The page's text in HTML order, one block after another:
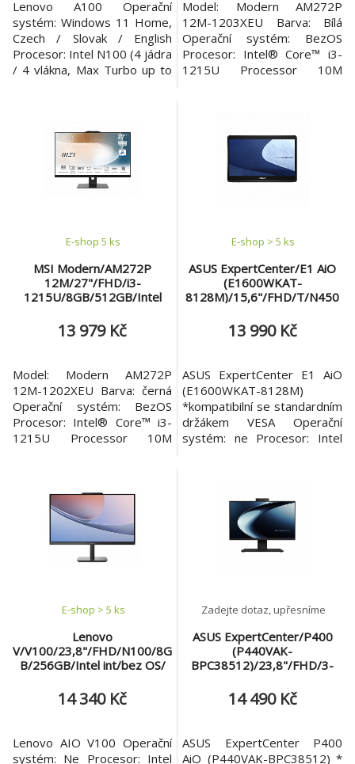
Lenovo A100 Operační
systém: Windows 11 Home,
Czech / Slovak / English
Procesor: Intel N100 (4 jádra
/ 4 vlákna, Max Turbo up to
SODIMM slot Maximální
velikost paměti: až 16GB
DDR4-3200 Pevný disk:
512GB SSD M.2 PCIe®
Model: Modern AM272P
12M-1203XEU Barva: Bílá
Operační systém: BezOS
Procesor: Intel® Core™ i3-
1215U Processor 10M
antireflexní Dotykový: ne
Grafická karta: Intel® UHD
Graphics Pevný disk: 500 GB
M.2-2280 M-KEY PCIe
MSI Modern/AM272P
12M/27"/FHD/i3-
1215U/8GB/512GB/Intel
E-shop 5 ks
13 979 Kč
Model: Modern AM272P
12M-1202XEU Barva: černá
Operační systém: BezOS
Procesor: Intel® Core™ i3-
1215U Processor 10M
antireflexní Dotykový: ne
Grafická karta: Intel® UHD
Graphics Pevný disk: 500 GB
M.2-2280 M-KEY PCIe
GEN3x4 w/o DRAM NVMe
ASUS ExpertCenter/E1 AiO
(E1600WKAT-
8128M)/15,6"/FHD/T/N450
OS/Černá/2R
E-shop > 5 ks
13 990 Kč
ASUS ExpertCenter E1 AiO
(E1600WKAT-8128M)
*kompatibilní se standardním
držákem VESA Operační
systém: ne Procesor: Intel
SO-DIMM Pevný disk: 128GB
M.2 NVMe™ PCIe® 3.0 SSD
Optická mechanika: ne Čtečka
paměťových karet: 2v1
Lenovo
V/V100/23,8"/FHD/N100/8G
B/256GB/Intel int/bez OS/
E-shop > 5 ks
14 340 Kč
Lenovo AIO V100 Operační
systém: Ne Procesor: Intel
ASUS ExpertCenter/P400
(P440VAK-
BPC38512)/23,8"/FHD/3-
int/bez OS/Černá/2R
Zadejte dotaz, upřesníme
14 490 Kč
ASUS ExpertCenter P400
AiO (P440VAK-BPC38512) *